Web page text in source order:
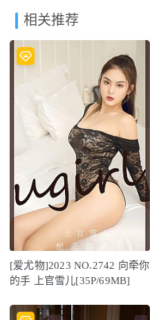
相关推荐
[爱尤物]2023 NO.2742 向牵你
的手 上官雪儿[35P/69MB]